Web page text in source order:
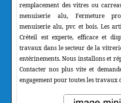
remplacement des vitres ou
menuiserie alu, Fermeture
menuiserie alu, pvc et bois. Les
Créteil est experte, efficace et
travaux dans le secteur de la
entérinements. Nous installons et
Contacter nos plus vite et
engagement pour toutes les travaux